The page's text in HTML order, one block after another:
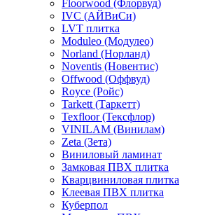
Floorwood (Флорвуд)
IVC (АЙВиСи)
LVT плитка
Moduleo (Модулео)
Norland (Норланд)
Noventis (Новентис)
Offwood (Оффвуд)
Royce (Ройс)
Tarkett (Таркетт)
Texfloor (Тексфлор)
VINILAM (Винилам)
Zeta (Зета)
Виниловый ламинат
Замковая ПВХ плитка
Кварцвиниловая плитка
Клеевая ПВХ плитка
Куберпол